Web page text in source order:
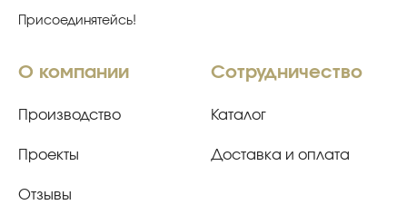
Присоединятейсь!
О компании
Производство
Проекты
Отзывы
Сотрудничество
Каталог
Доставка и оплата